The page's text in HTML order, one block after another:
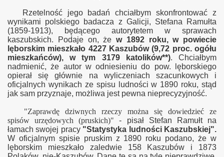
Rzetelność jego badań chciałbym skonfrontować z
wynikami polskiego badacza z Galicji, Stefana Ramułta
(1859-1913), będącego autorytetem w sprawach
kaszubskich. Podaje on, że w 1892 roku, w powiecie
lęborskim mieszkało 4227 Kaszubów (9,72 proc. ogółu
mieszkańców), w tym 3179 katolików**). Chciałbym
nadmienić, że autor w odniesieniu do pow. lęborskiego
opierał się głównie na wyliczeniach szacunkowych i
oficjalnych wynikach ze spisu ludności w 1890 roku, stąd
jak sam przyznaje, możliwa jest pewna nieprecyzyjność.
"Zaprawdę dziwnych rzeczy można się dowiedzieć ze
spisów urzędowych (pruskich)" - pisał Stefan Ramułt na
łamach swojej pracy "Statystyka ludności Kaszubskiej".
W oficjalnym spisie pruskim z 1890 roku podano, że w
lęborskim mieszkało zaledwie 158 Kaszubów i 1873